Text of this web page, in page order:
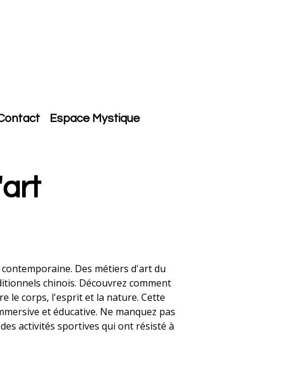
Espace Mystique
Des métiers d'art du
chinois. Découvrez comment
le corps, l'esprit et la nature. Cette
et éducative. Ne manquez pas
activités sportives qui ont résisté à